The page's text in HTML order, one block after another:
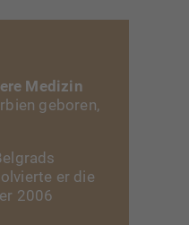
Medizin
geboren,
er die
2006